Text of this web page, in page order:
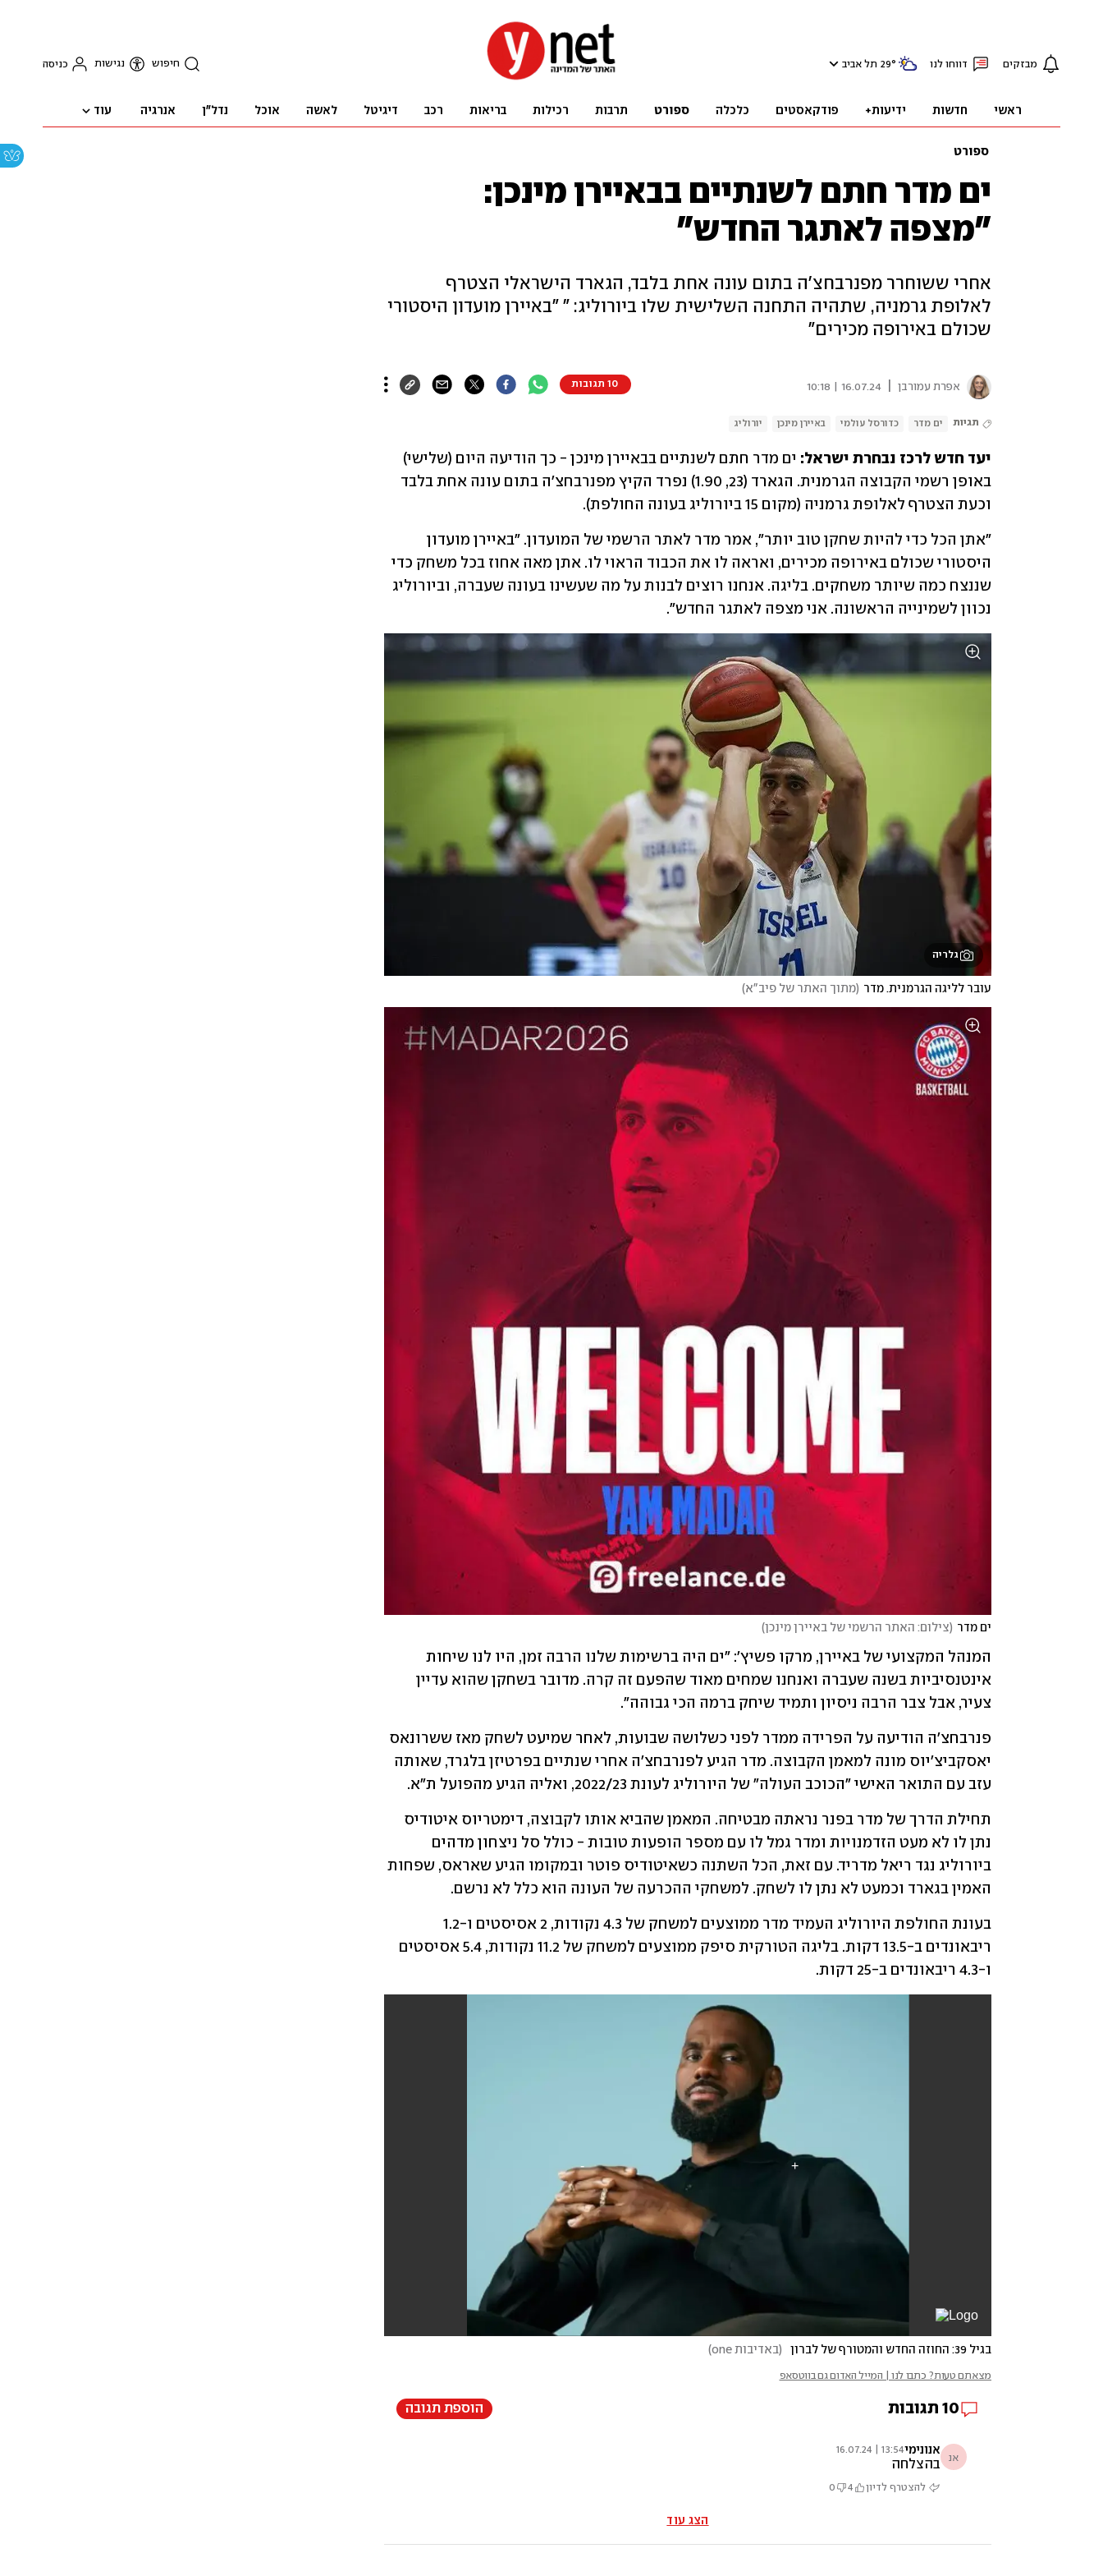
מבזקים דווחו לנו 29° תל אביב חיפוש נגישות כניסה
ראשי חדשות ידיעות+ פודקאסטים כלכלה ספורט תרבות רכילות בריאות רכב דיגיטל לאשה אוכל נדל"ן אנרגיה עוד
ספורט
ים מדר חתם לשנתיים בבאיירן מינכן:
"מצפה לאתגר החדש"
אחרי ששוחרר מפנרבחצ'ה בתום עונה אחת בלבד, הגארד הישראלי הצטרף
לאלופת גרמניה, שתהיה התחנה השלישית שלו ביורוליג: " "באיירן מועדון היסטורי
שכולם באירופה מכירים"
אפרת עמורבן 16.07.24 | 10:18 10 תגובות
תגיות ים מדר כדורסל עולמי באיירן מינכן יורוליג
יעד חדש לרכז נבחרת ישראל:
וכעת הצטרף לאלופת גרמניה (מקום 15 ביורוליג בעונה החולפת).
נכוון לשמינייה הראשונה. אני מצפה לאתגר החדש".
גלריה
עובר לליגה הגרמנית. מדר (מתוך האתר של פיב"א)
ים מדר (צילום: האתר הרשמי של באיירן מינכן)
צעיר, אבל צבר הרבה ניסיון ותמיד שיחק ברמה הכי גבוהה".
עזב עם התואר האישי "הכוכב העולה" של היורוליג לעונת 2022/23, ואליה הגיע מהפועל ת"א.
האמין בגארד וכמעט לא נתן לו לשחק. למשחקי ההכרעה של העונה הוא כלל לא נרשם.
ו-4.3 ריבאונדים ב-25 דקות.
בגיל 39: החוזה החדש והמטורף של לברון (באדיבות one )
מצאתם טעות? כתבו לנו | המייל האדום גם בווטסאפ
10 תגובות הוספת תגובה
אנ אנונימי13:54 | 16.07.24
בהצלחה
להצטרף לדיון 4
0
הצג עוד